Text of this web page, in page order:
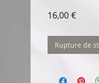
16,00 €
Rupture de